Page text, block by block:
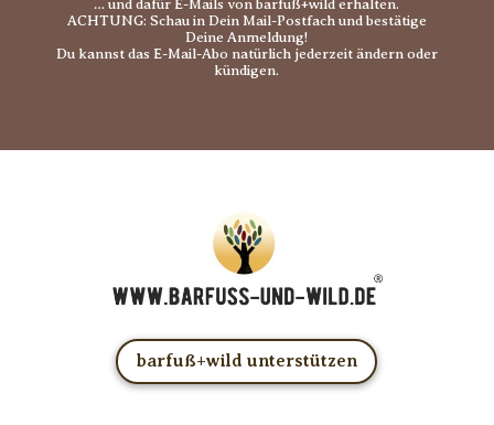
… und dafür E-Mails von barfuß+wild erhalten.
ACHTUNG: Schau in Dein Mail-Postfach und bestätige
Deine Anmeldung!
Du kannst das E-Mail-Abo natürlich jederzeit ändern oder
kündigen.
barfuß+wild unterstützen